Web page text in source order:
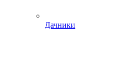
Дачники